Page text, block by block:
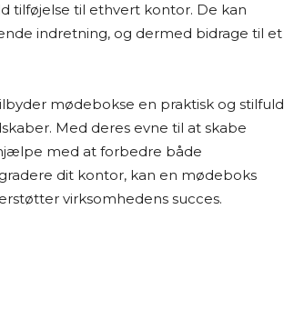
tilføjelse til ethvert kontor. De kan
indretning, og dermed bidrage til et
mødebokse en praktisk og stilfuld
Med deres evne til at skabe
med at forbedre både
dit kontor, kan en mødeboks
virksomhedens succes.